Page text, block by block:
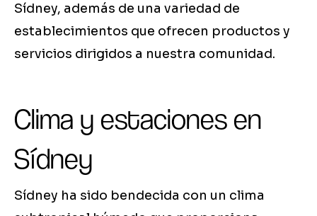
Sídney, además de una variedad de
establecimientos que ofrecen productos y
servicios dirigidos a nuestra comunidad.
Clima y estaciones en
Sídney
Sídney ha sido bendecida con un clima